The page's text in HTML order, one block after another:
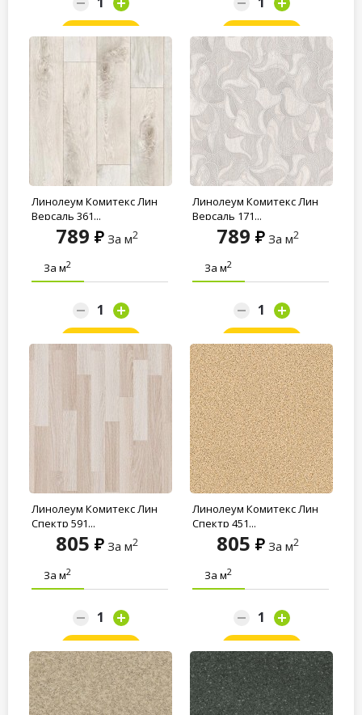
Линолеум Комитекс Лин
Версаль 361...
789 За м2
За м2
Линолеум Комитекс Лин
Версаль 171...
789 За м2
За м2
Линолеум Комитекс Лин
Спектр 591...
805 За м2
За м2
Линолеум Комитекс Лин
Спектр 451...
805 За м2
За м2